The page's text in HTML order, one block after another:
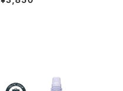
髪を、うるおいを届けるホームケ